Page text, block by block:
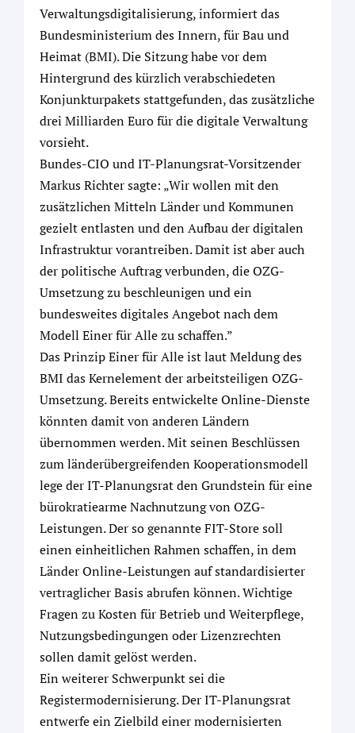
Verwaltungsdigitalisierung, informiert das
Bundesministerium des Innern, für Bau und
Heimat (BMI). Die Sitzung habe vor dem
Hintergrund des kürzlich verabschiedeten
Konjunkturpakets stattgefunden, das zusätzliche
drei Milliarden Euro für die digitale Verwaltung
vorsieht.
Bundes-CIO und IT-Planungsrat-Vorsitzender
Markus Richter sagte: „Wir wollen mit den
zusätzlichen Mitteln Länder und Kommunen
gezielt entlasten und den Aufbau der digitalen
Infrastruktur vorantreiben. Damit ist aber auch
der politische Auftrag verbunden, die OZG-
Umsetzung zu beschleunigen und ein
bundesweites digitales Angebot nach dem
Modell Einer für Alle zu schaffen.”
Das Prinzip Einer für Alle ist laut Meldung des
BMI das Kernelement der arbeitsteiligen OZG-
Umsetzung. Bereits entwickelte Online-Dienste
könnten damit von anderen Ländern
übernommen werden. Mit seinen Beschlüssen
zum länderübergreifenden Kooperationsmodell
lege der IT-Planungsrat den Grundstein für eine
bürokratiearme Nachnutzung von OZG-
Leistungen. Der so genannte FIT-Store soll
einen einheitlichen Rahmen schaffen, in dem
Länder Online-Leistungen auf standardisierter
vertraglicher Basis abrufen können. Wichtige
Fragen zu Kosten für Betrieb und Weiterpflege,
Nutzungsbedingungen oder Lizenzrechten
sollen damit gelöst werden.
Ein weiterer Schwerpunkt sei die
Registermodernisierung. Der IT-Planungsrat
entwerfe ein Zielbild einer modernisierten